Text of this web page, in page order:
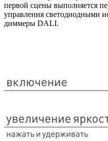
первой сцены выполняется
управления светодиодными
диммеры DALI.